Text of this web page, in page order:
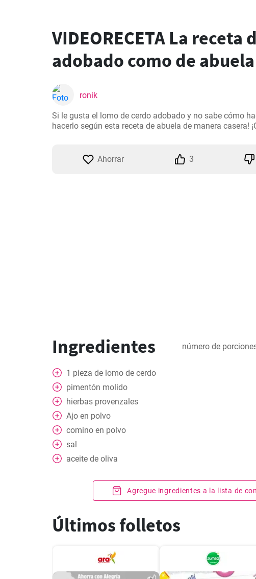
VIDEORECETA La receta
adobado como de abuela
ronik
Si le gusta el lomo de cerdo adobado y no sabe cómo
hacerlo según esta receta de abuela de manera casera!
Ahorrar 3
Ingredientes número de
1 pieza de lomo de cerdo
pimentón molido
hierbas provenzales
Ajo en polvo
comino en polvo
sal
aceite de oliva
Agregue ingredientes a la lista de
Últimos folletos